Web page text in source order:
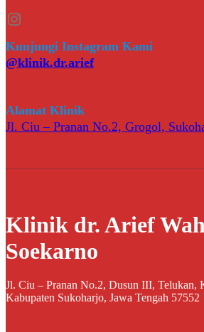
Instagram
Kunjungi Instagram Kami
@klinik.dr.arief
Alamat Klinik
Jl. Ciu – Pranan No.2, Grogol,
Klinik dr. Arief
Soekarno
Jl. Ciu – Pranan No.2, Dusun III, Telukan,
Kabupaten Sukoharjo, Jawa Tengah 57552